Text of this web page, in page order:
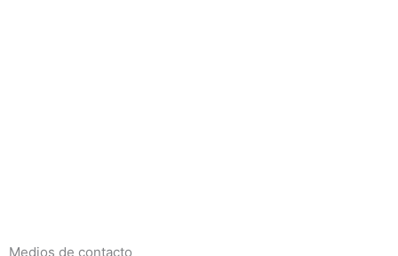
Medios de contacto